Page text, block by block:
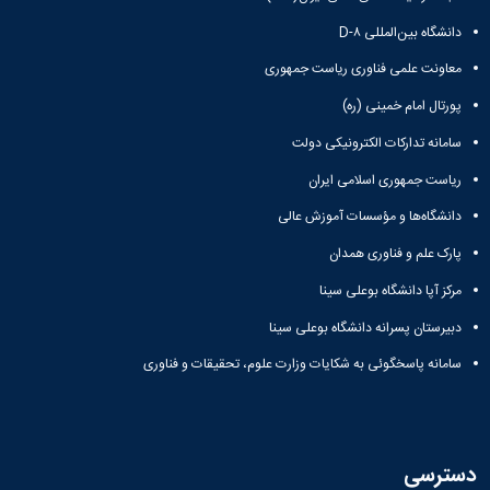
مرکز
رئیس
دفتر
ارتباط
با
رئیس
آزمایشگاه
معاون
مدیر
امور
پژوهشی
ارتباط با
با
ارتباط
صنعت
مرکز
تحقیقات
و فناوری
مرکز
تحقیقات
گیاهی
پژوهشکده
آزمایشگاه
تحقیقاتی
آزمایشگاه
مرکزی
آزمایشگاه
با
صنعت
آزمایشگاه
مرکز
نشر
کارگروه‌ها
پژوهشی
شورای
انتشارات
اتاق
پژوهشی
کارگروه
پزشکی
آیین
نامه
های
کتاب
ها
آیین
های
طرح
آیین
های
مجلات
نامه
نامه
دانشگاه بین‌المللی D-۸
معاونت علمی فناوری ریاست جمهوری
پورتال امام خمینی (ره)
سامانه تدارکات الکترونیکی دولت
ریاست جمهوری اسلامی ایران
دانشگاه‌ها و مؤسسات آموزش عالی
پارک علم و فناوری همدان
مرکز آپا دانشگاه بوعلی سینا
دبیرستان پسرانه دانشگاه بوعلی سینا
سامانه پاسخگوئی به شکایات وزارت علوم، تحقیقات و فناوری
دسترسی